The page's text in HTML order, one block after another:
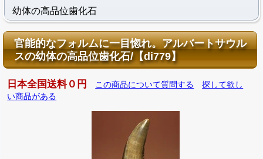
幼体の高品位歯化石
官能的なフォルムに一目惚れ。アルバートサウル
スの幼体の高品位歯化石/【di779】
日本全国送料０円 この商品について質問する
探して欲し
い商品がある